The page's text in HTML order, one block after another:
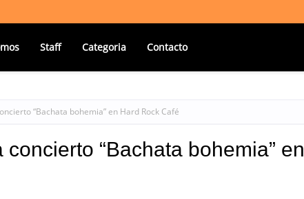
Staff Categoria Contacto
“Bachata bohemia” en Hard Rock Café
“Bachata bohemia” en